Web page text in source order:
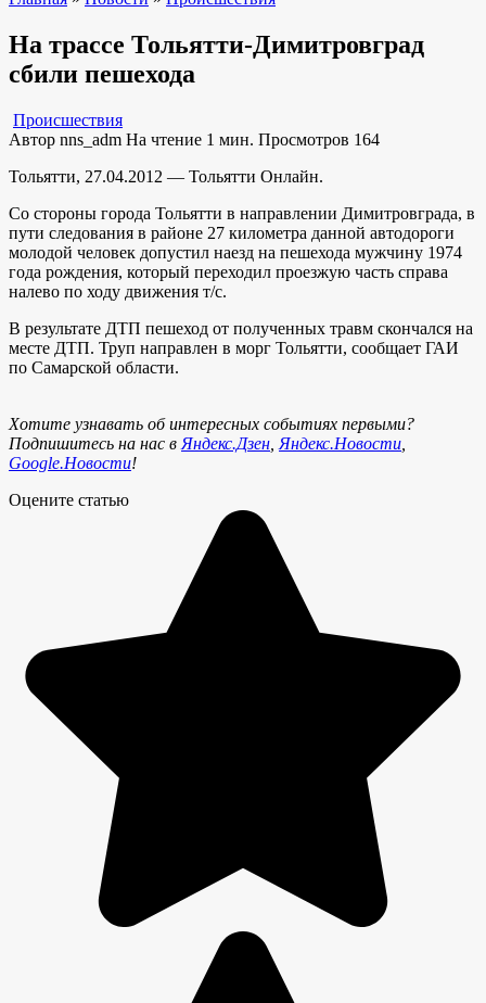
На трассе Тольятти-Димитровград
сбили пешехода
Происшествия
Автор nns_adm На чтение 1 мин. Просмотров 164
Тольятти, 27.04.2012 — Тольятти Онлайн.
Со стороны города Тольятти в направлении Димитровграда, в
пути следования в районе 27 километра данной автодороги
молодой человек допустил наезд на пешехода мужчину 1974
года рождения, который переходил проезжую часть справа
налево по ходу движения т/с.
В результате ДТП пешеход от полученных травм скончался на
месте ДТП. Труп направлен в морг Тольятти, сообщает ГАИ
по Самарской области.
Хотите узнавать об интересных событиях первыми?
Подпишитесь на нас в Яндекс.Дзен Яндекс.Новости
Google.Новости!
Оцените статью